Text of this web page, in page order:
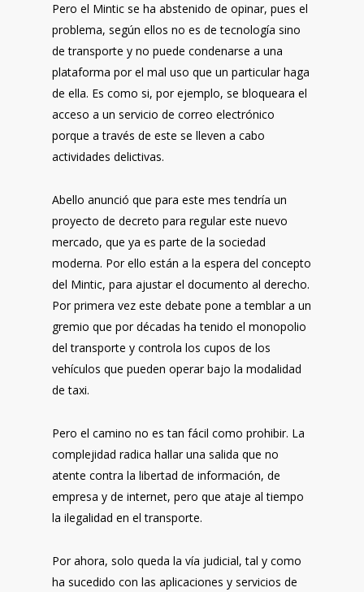
Pero el Mintic se ha abstenido de opinar, pues el
problema, según ellos no es de tecnología sino
de transporte y no puede condenarse a una
plataforma por el mal uso que un particular haga
de ella. Es como si, por ejemplo, se bloqueara el
acceso a un servicio de correo electrónico
porque a través de este se lleven a cabo
actividades delictivas.
Abello anunció que para este mes tendría un
proyecto de decreto para regular este nuevo
mercado, que ya es parte de la sociedad
moderna. Por ello están a la espera del concepto
del Mintic, para ajustar el documento al derecho.
Por primera vez este debate pone a temblar a un
gremio que por décadas ha tenido el monopolio
del transporte y controla los cupos de los
vehículos que pueden operar bajo la modalidad
de taxi.
Pero el camino no es tan fácil como prohibir. La
complejidad radica hallar una salida que no
atente contra la libertad de información, de
empresa y de internet, pero que ataje al tiempo
la ilegalidad en el transporte.
Por ahora, solo queda la vía judicial, tal y como
ha sucedido con las aplicaciones y servicios de